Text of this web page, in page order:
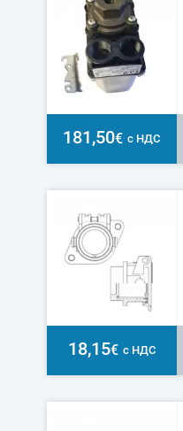
181,50€ с НДС
18,15€ с НДС